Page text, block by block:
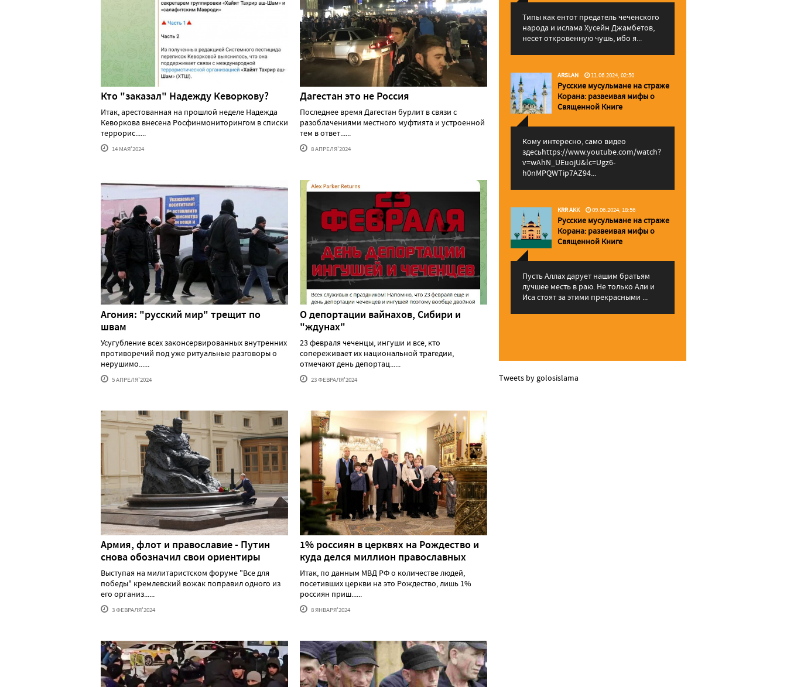
Кто "заказал" Надежду Кеворкову?
Итак, арестованная на прошлой неделе Надежда
Кеворкова внесена Росфинмониторингом в списки
террорис......
14 МАЯ'2024
Дагестан это не Россия
Последнее время Дагестан бурлит в связи с
разоблачениями местного муфтията и устроенной
тем в ответ......
8 АПРЕЛЯ'2024
Агония: "русский мир" трещит по
швам
Усугубление всех законсервированных внутренних
противоречий под уже ритуальные разговоры о
нерушимо......
5 АПРЕЛЯ'2024
О депортации вайнахов, Сибири и
"ждунах"
23 февраля чеченцы, ингуши и все, кто
сопереживает их национальной трагедии,
отмечают день депортац......
23 ФЕВРАЛЯ'2024
Армия, флот и православие - Путин
снова обозначил свои ориентиры
Выступая на милитаристском форуме "Все для
победы" кремлевский вожак поправил одного из
его организ......
3 ФЕВРАЛЯ'2024
1% россиян в церквях на Рождество и
куда делся миллион православных
Итак, по данным МВД РФ о количестве людей,
посетивших церкви на это Рождество, лишь 1%
россиян приш......
8 ЯНВАРЯ'2024
Типы как ентот предатель чеченского
народа и ислама Хусейн Джамбетов,
несет откровенную чушь, ибо я...
ARSLAN 11.06.2024, 02:50
Русские мусульмане на страже
Корана: pазвеивая мифы о
Священной Книге
Кому интересно, само видео
здесьhttps://www.youtube.com/watch?
v=wAhN_UEuojU&lc=Ugz6-
h0nMPQWTip7AZ94...
KRR AKK 09.06.2024, 18:56
Русские мусульмане на страже
Корана: pазвеивая мифы о
Священной Книге
Пусть Аллах дарует нашим братьям
лучшее месть в раю. Не только Али и
Иса стоят за этими прекрасными ...
Tweets by golosislama